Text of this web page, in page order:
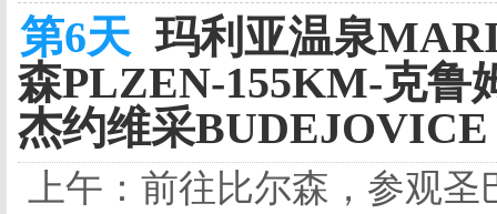
第6天 玛利亚温泉
森PLZEN-155KM-克鲁
杰约维采BUDEJOVICE
上午：前往比尔森，参观